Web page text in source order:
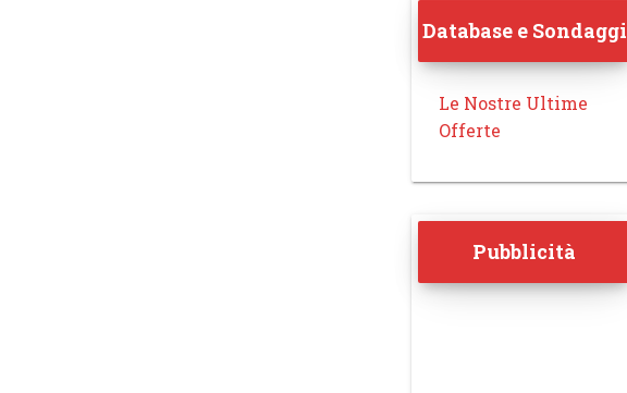
Database e Sondaggi
Le Nostre Ultime
Offerte
Pubblicità